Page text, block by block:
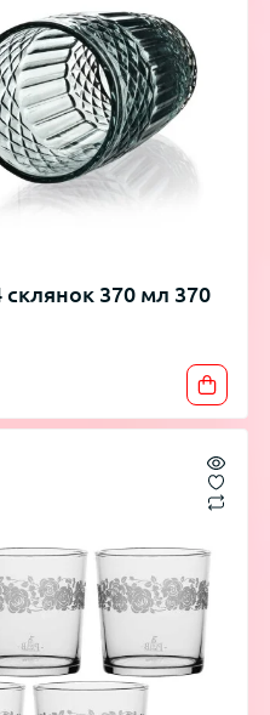
склянок 370 мл 370